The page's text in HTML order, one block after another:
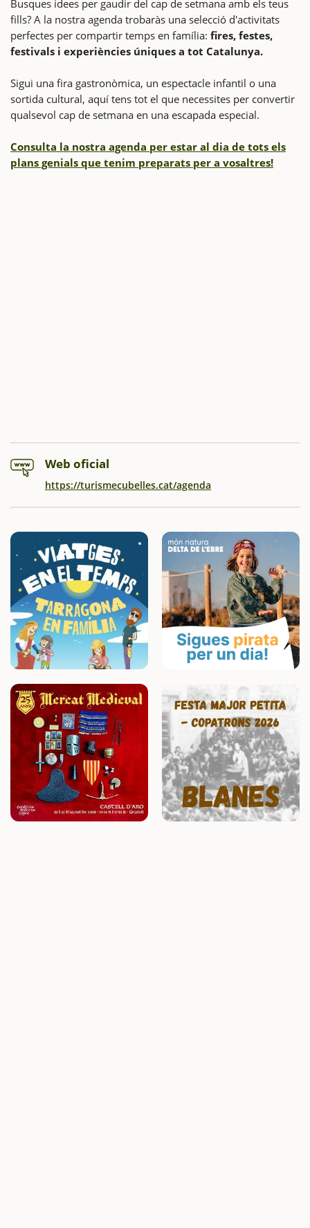
Busques idees per gaudir del cap de setmana amb els teus
fills? A la nostra agenda trobaràs una selecció d'activitats
perfectes per compartir temps en família: fires, festes,
festivals i experiències úniques a tot Catalunya.
Sigui una fira gastronòmica, un espectacle infantil o una
sortida cultural, aquí tens tot el que necessites per convertir
qualsevol cap de setmana en una escapada especial.
Consulta la nostra agenda per estar al dia de tots els
plans genials que tenim preparats per a vosaltres!
Web oficial
https://turismecubelles.cat/agenda